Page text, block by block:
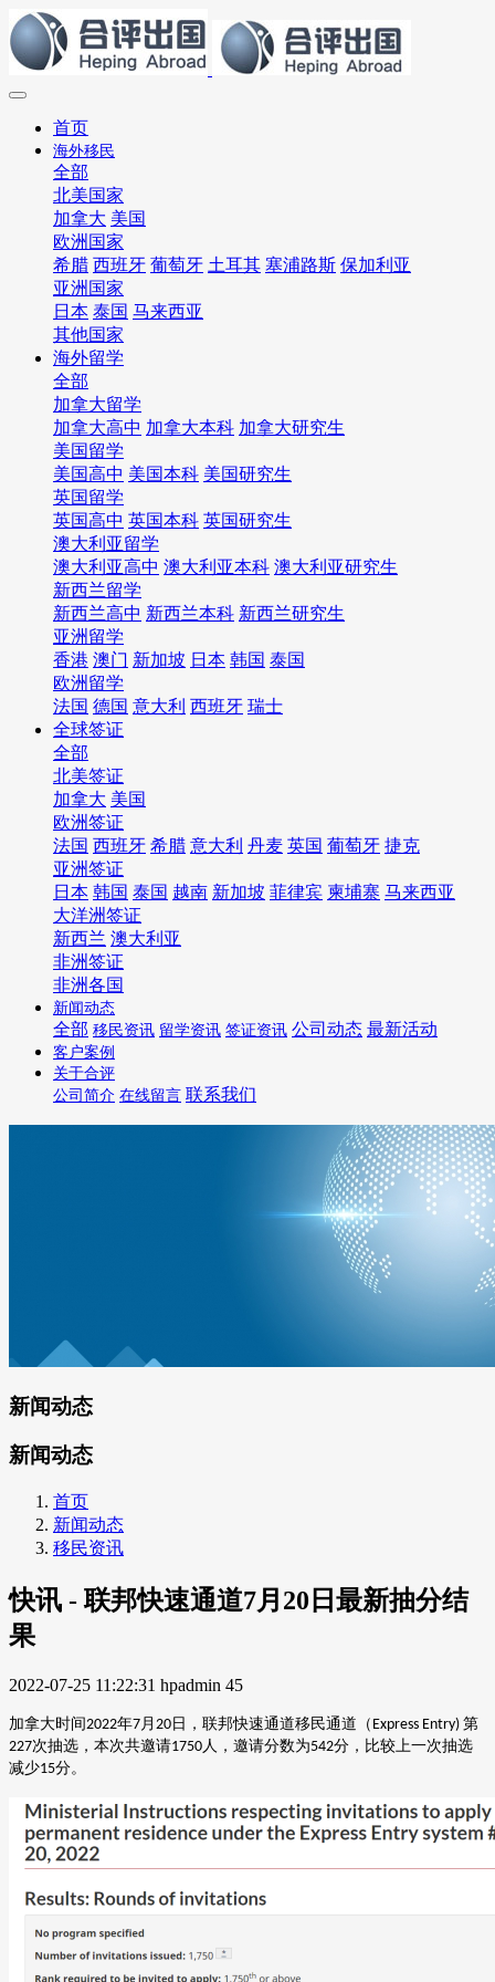
首页
海外移民
全部
北美国家
加拿大 美国
欧洲国家
希腊 西班牙 葡萄牙 土耳其 塞浦路斯 保加利亚
亚洲国家
日本 泰国 马来西亚
其他国家
海外留学
全部
加拿大留学
加拿大高中 加拿大本科 加拿大研究生
美国留学
美国高中 美国本科 美国研究生
英国留学
英国高中 英国本科 英国研究生
澳大利亚留学
澳大利亚高中 澳大利亚本科 澳大利亚研究生
新西兰留学
新西兰高中 新西兰本科 新西兰研究生
亚洲留学
香港 澳门 新加坡 日本 韩国 泰国
欧洲留学
法国 德国 意大利 西班牙 瑞士
全球签证
全部
北美签证
加拿大 美国
欧洲签证
法国 西班牙 希腊 意大利 丹麦 英国 葡萄牙 捷克
亚洲签证
日本 韩国 泰国 越南 新加坡 菲律宾 柬埔寨 马来西亚
大洋洲签证
新西兰 澳大利亚
非洲签证
非洲各国
新闻动态
全部 移民资讯 留学资讯 签证资讯 公司动态 最新活动
客户案例
关于合评
公司简介 在线留言 联系我们
新闻动态
新闻动态
首页
新闻动态
移民资讯
快讯 - 联邦快速通道7月20日最新抽分结
果
2022-07-25 11:22:31 hpadmin 45
加拿大时间2022年7 月 20 日，联邦快速通道移民通道（ Express Entry) 第
227次抽选，本次共邀请1750 人，邀请分数为542分，比较上一次抽选
减少15分。